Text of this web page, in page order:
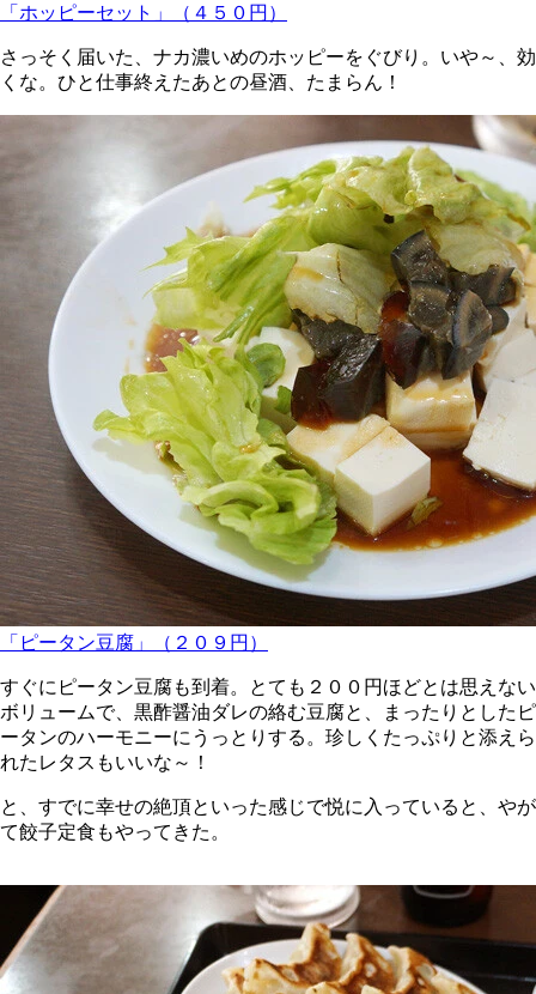
「ホッピーセット」（４５０円）
さっそく届いた、ナカ濃いめのホッピーをぐびり。いや～、効
くな。ひと仕事終えたあとの昼酒、たまらん！
「ピータン豆腐」（２０９円）
すぐにピータン豆腐も到着。とても２００円ほどとは思えない
ボリュームで、黒酢醤油ダレの絡む豆腐と、まったりとしたピ
ータンのハーモニーにうっとりする。珍しくたっぷりと添えら
れたレタスもいいな～！
と、すでに幸せの絶頂といった感じで悦に入っていると、やが
て餃子定食もやってきた。